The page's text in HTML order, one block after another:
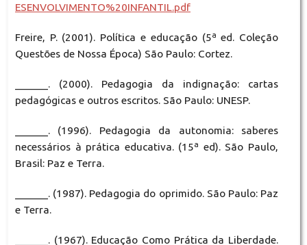
ESENVOLVIMENTO%20INFANTIL.pdf
Freire, P. (2001). Política e educação (5ª ed. Coleção
Questões de Nossa Época) São Paulo: Cortez.
______. (2000). Pedagogia da indignação: cartas
pedagógicas e outros escritos. São Paulo: UNESP.
______. (1996). Pedagogia da autonomia: saberes
necessários à prática educativa. (15ª ed). São Paulo,
Brasil: Paz e Terra.
______. (1987). Pedagogia do oprimido. São Paulo: Paz
e Terra.
______. (1967). Educação Como Prática da Liberdade.